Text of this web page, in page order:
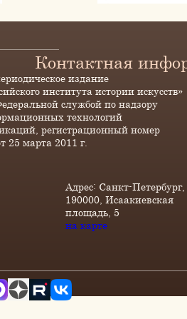
Контактная
издание
института истории искусств»
службой по надзору
технологий
регистрационный номер
марта 2011 г.
Адрес: Санкт-Петербург,
190000, Исаакиевская
площадь, 5
на карте